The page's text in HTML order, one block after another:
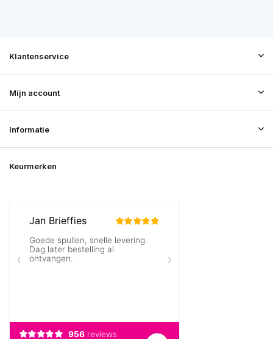
Klantenservice
Mijn account
Informatie
Keurmerken